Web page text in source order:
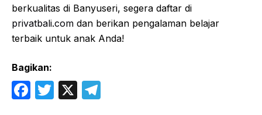
berkualitas di Banyuseri, segera daftar di
privatbali.com dan berikan pengalaman belajar
terbaik untuk anak Anda!
Bagikan:
F
T
X